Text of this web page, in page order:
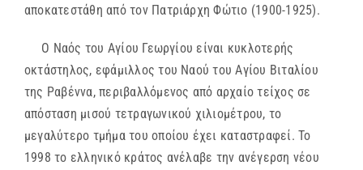
αποκατεστάθη από τον Πατριάρχη Φώτιο (1900-1925).
Ο Ναός του Αγίου Γεωργίου είναι κυκλοτερής
οκτάστηλος, εφάμιλλος του Ναού του Αγίου Βιταλίου
της Ραβέννα, περιβαλλόμενος από αρχαίο τείχος σε
απόσταση μισού τετραγωνικού χιλιομέτρου, το
μεγαλύτερο τμήμα του οποίου έχει καταστραφεί. Το
1998 το ελληνικό κράτος ανέλαβε την ανέγερση νέου